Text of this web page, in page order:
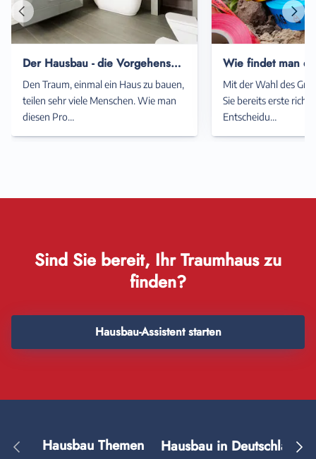
Der Hausbau - die Vorgehensweise, der Ablauf und wie man ihn angeht
Den Traum, einmal ein Haus zu bauen,
teilen sehr viele Menschen. Wie man
diesen Pro…
Mit der Wahl des
Sie bereits erste
Entscheidu…
Vorheriger
Artikel
Sind Sie bereit, Ihr Traumhaus zu
finden?
Hausbau-Assistent starten
Hausbau Themen Hausbau in Deutschland